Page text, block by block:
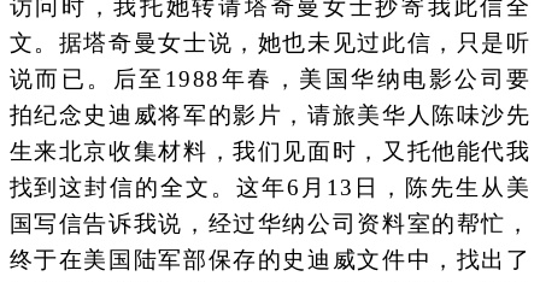
访问时，我托她转请塔奇曼女士抄寄我此信全
文。据塔奇曼女士说，她也未见过此信，只是听
说而已。后至1988年春，美国华纳电影公司要
拍纪念史迪威将军的影片，请旅美华人陈味沙先
生来北京收集材料，我们见面时，又托他能代我
找到这封信的全文。这年6月13日，陈先生从美
国写信告诉我说，经过华纳公司资料室的帮忙，
终于在美国陆军部保存的史迪威文件中，找出了